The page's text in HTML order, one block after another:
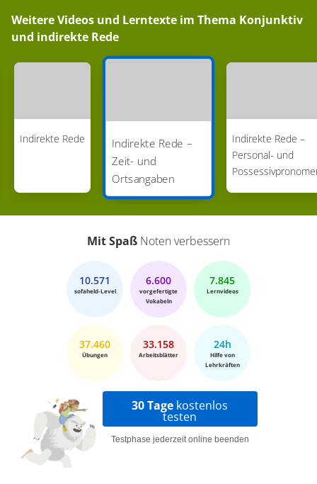
Weitere Videos und Lerntexte im Thema Konjunktiv
und indirekte Rede
Indirekte Rede
Indirekte Rede –
Zeit- und
Ortsangaben
Indirekte Rede –
Personal- und
Mit Spaß Noten verbessern
10.571
sofaheld-Level
6.600
vorgefertigte
Vokabeln
7.845
Lernvideos
37.460
Übungen
33.158
Arbeitsblätter
24h
Hilfe von
Lehrkräften
30 Tage kostenlos
testen
Testphase jederzeit online beenden